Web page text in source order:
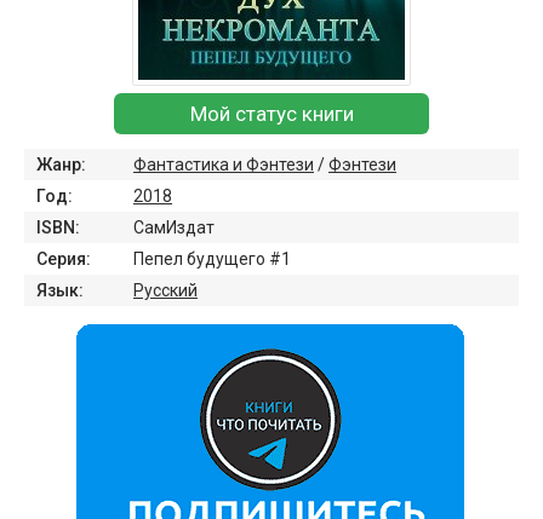
Мой статус книги
Жанр: Фантастика и Фэнтези /Фэнтези
Год:
2018
ISBN:
СамИздат
Серия:
Пепел будущего #1
Язык:
Русский